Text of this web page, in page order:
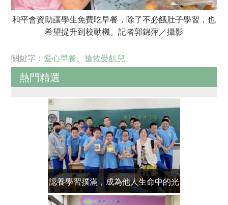
和平會資助讓學生免費吃早餐，除了不必餓肚子學習，也
希望提升到校動機。記者郭錦萍／攝影
關鍵字：愛心早餐、搶救受飢兒、
熱門精選
認養學習撲滿，成為他人生命中的光